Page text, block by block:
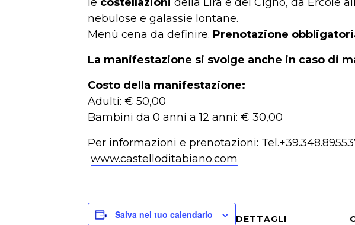
nebulose e galassie lontane.
Menù cena da definire. Prenotazione
La manifestazione si svolge anche in caso di
Costo della manifestazione:
Adulti: € 50,00
Bambini da 0 anni a 12 anni: € 30,00
Per informazioni e prenotazioni:
www.castelloditabiano.com
Salva nel tuo calendario
DETTAGLI